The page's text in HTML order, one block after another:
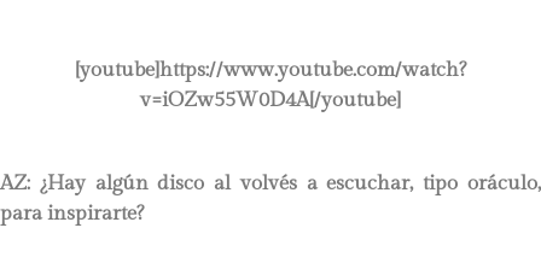
[youtube]https://www.youtube.com/watch?
v=iOZw55W0D4A[/youtube]
AZ: ¿Hay algún disco al volvés a escuchar, tipo oráculo,
para inspirarte?